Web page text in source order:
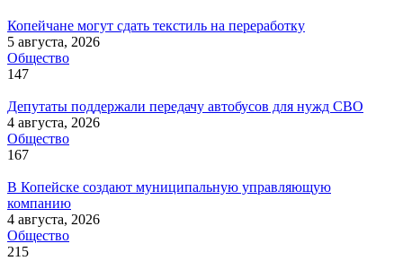
Копейчане могут сдать текстиль на переработку
5 августа, 2026
Общество
147
Депутаты поддержали передачу автобусов для нужд СВО
4 августа, 2026
Общество
167
В Копейске создают муниципальную управляющую
компанию
4 августа, 2026
Общество
215